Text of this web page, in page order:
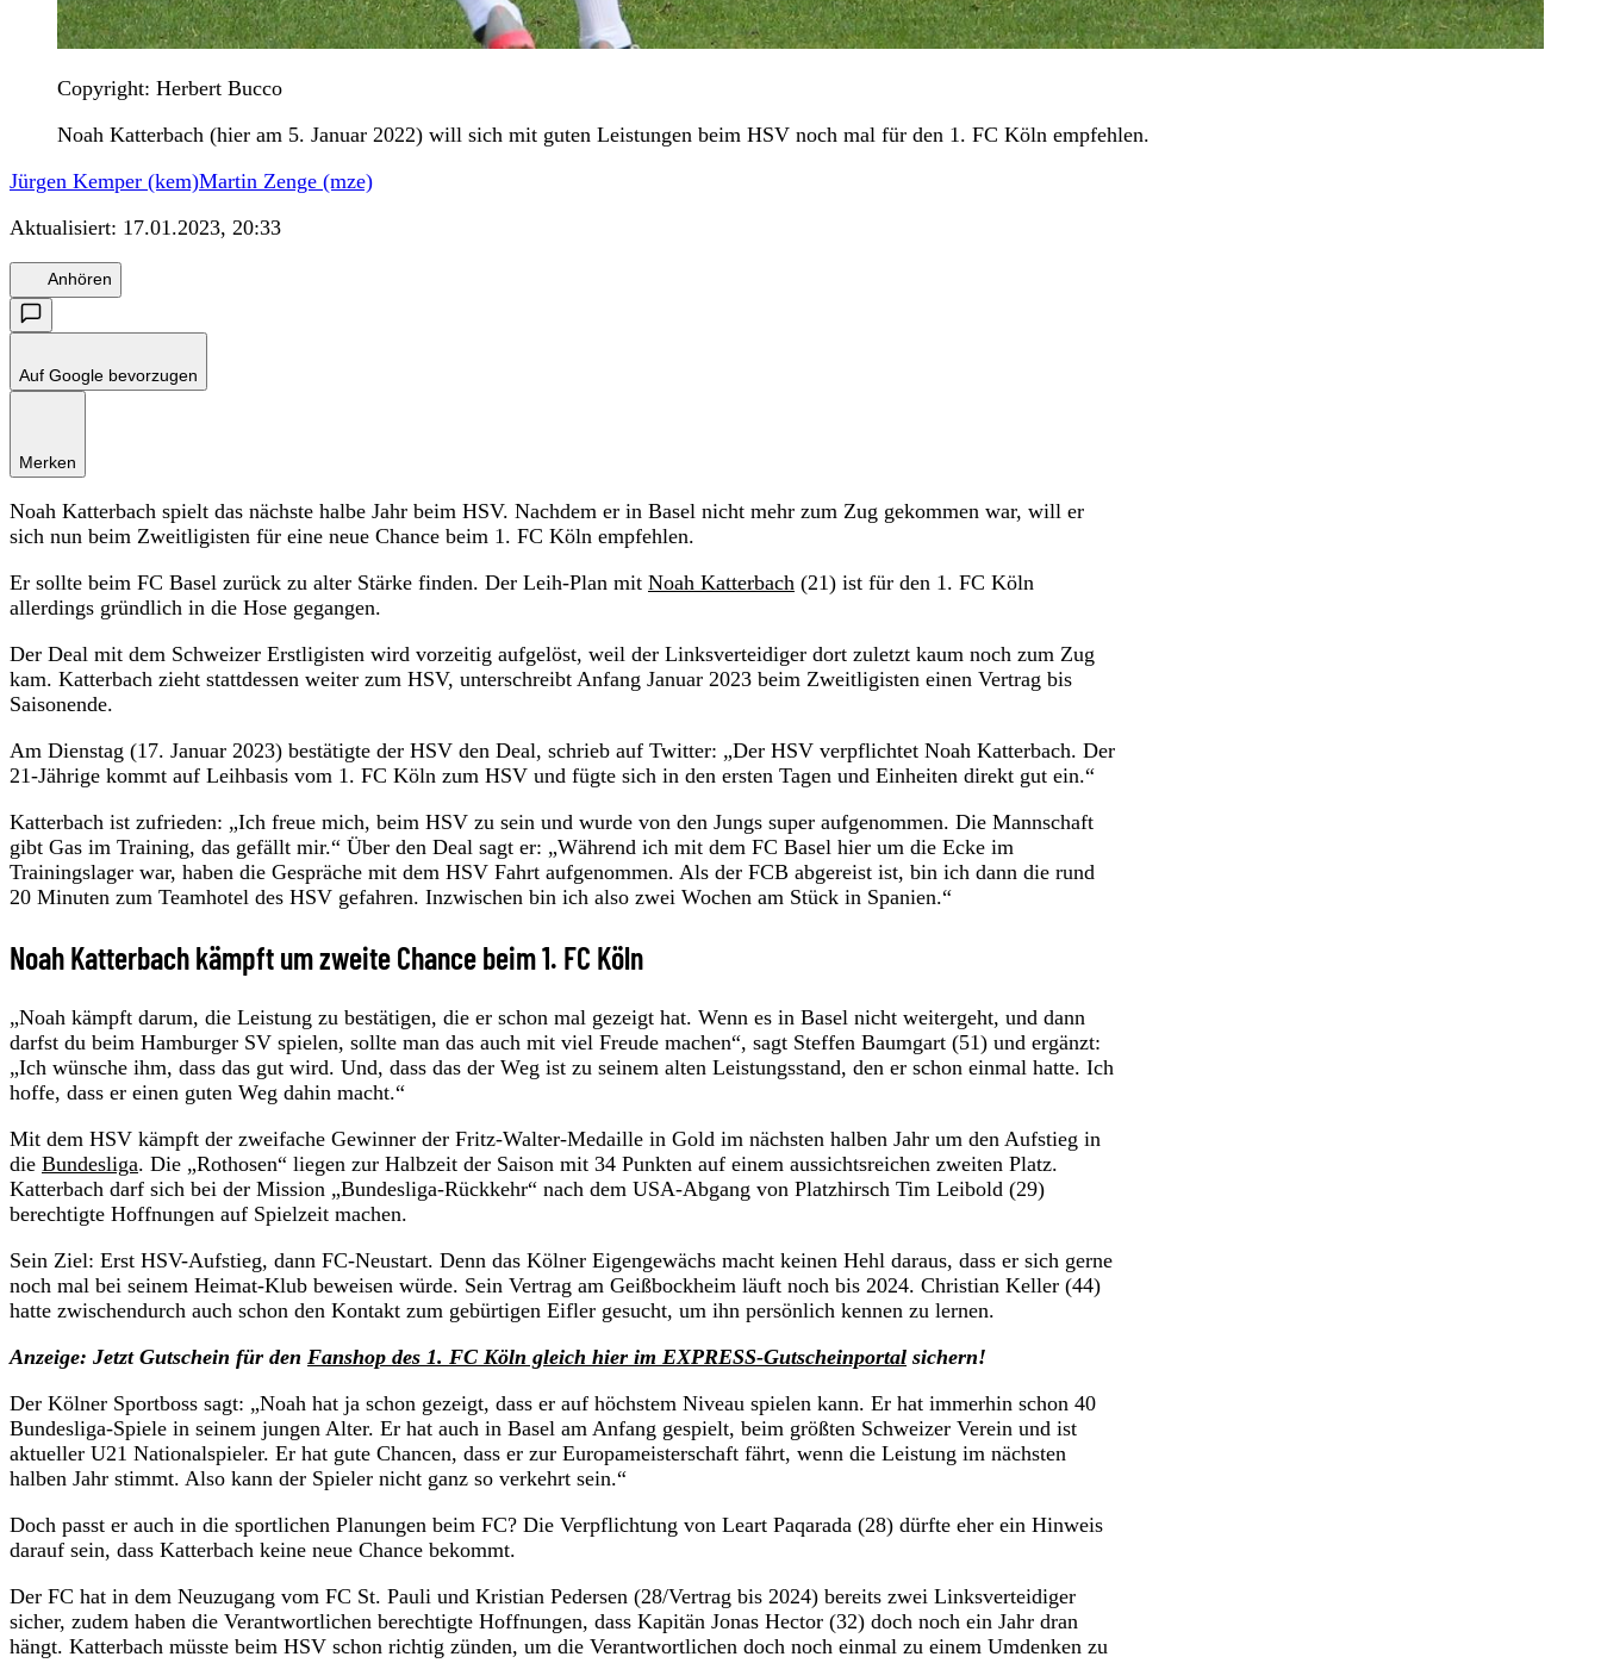
Copyright: Herbert Bucco
Noah Katterbach (hier am 5. Januar 2022) will sich mit guten Leistungen beim HSV noch mal für den 1. FC Köln empfehlen.
Jürgen Kemper (kem)Martin Zenge (mze)
Aktualisiert: 17.01.2023, 20:33
Anhören
Auf Google bevorzugen
Merken
Noah Katterbach spielt das nächste halbe Jahr beim HSV. Nachdem er in Basel nicht mehr zum Zug gekommen war, will er
sich nun beim Zweitligisten für eine neue Chance beim 1. FC Köln empfehlen.
Er sollte beim FC Basel zurück zu alter Stärke finden. Der Leih-Plan mit Noah Katterbach (21) ist für den 1. FC Köln
allerdings gründlich in die Hose gegangen.
Der Deal mit dem Schweizer Erstligisten wird vorzeitig aufgelöst, weil der Linksverteidiger dort zuletzt kaum noch zum Zug
kam. Katterbach zieht stattdessen weiter zum HSV, unterschreibt Anfang Januar 2023 beim Zweitligisten einen Vertrag bis
Saisonende.
Am Dienstag (17. Januar 2023) bestätigte der HSV den Deal, schrieb auf Twitter: „Der HSV verpflichtet Noah Katterbach. Der
21-Jährige kommt auf Leihbasis vom 1. FC Köln zum HSV und fügte sich in den ersten Tagen und Einheiten direkt gut ein.“
Katterbach ist zufrieden: „Ich freue mich, beim HSV zu sein und wurde von den Jungs super aufgenommen. Die Mannschaft
gibt Gas im Training, das gefällt mir.“ Über den Deal sagt er: „Während ich mit dem FC Basel hier um die Ecke im
Trainingslager war, haben die Gespräche mit dem HSV Fahrt aufgenommen. Als der FCB abgereist ist, bin ich dann die rund
20 Minuten zum Teamhotel des HSV gefahren. Inzwischen bin ich also zwei Wochen am Stück in Spanien.“
Noah Katterbach kämpft um zweite Chance beim 1. FC Köln
„Noah kämpft darum, die Leistung zu bestätigen, die er schon mal gezeigt hat. Wenn es in Basel nicht weitergeht, und dann
darfst du beim Hamburger SV spielen, sollte man das auch mit viel Freude machen“, sagt Steffen Baumgart (51) und ergänzt:
„Ich wünsche ihm, dass das gut wird. Und, dass das der Weg ist zu seinem alten Leistungsstand, den er schon einmal hatte. Ich
hoffe, dass er einen guten Weg dahin macht.“
Mit dem HSV kämpft der zweifache Gewinner der Fritz-Walter-Medaille in Gold im nächsten halben Jahr um den Aufstieg in
die Bundesliga. Die „Rothosen“ liegen zur Halbzeit der Saison mit 34 Punkten auf einem aussichtsreichen zweiten Platz.
Katterbach darf sich bei der Mission „Bundesliga-Rückkehr“ nach dem USA-Abgang von Platzhirsch Tim Leibold (29)
berechtigte Hoffnungen auf Spielzeit machen.
Sein Ziel: Erst HSV-Aufstieg, dann FC-Neustart. Denn das Kölner Eigengewächs macht keinen Hehl daraus, dass er sich gerne
noch mal bei seinem Heimat-Klub beweisen würde. Sein Vertrag am Geißbockheim läuft noch bis 2024. Christian Keller (44)
hatte zwischendurch auch schon den Kontakt zum gebürtigen Eifler gesucht, um ihn persönlich kennen zu lernen.
Anzeige: Jetzt Gutschein für den Fanshop des 1. FC Köln gleich hier im EXPRESS-Gutscheinportal sichern!
Der Kölner Sportboss sagt: „Noah hat ja schon gezeigt, dass er auf höchstem Niveau spielen kann. Er hat immerhin schon 40
Bundesliga-Spiele in seinem jungen Alter. Er hat auch in Basel am Anfang gespielt, beim größten Schweizer Verein und ist
aktueller U21 Nationalspieler. Er hat gute Chancen, dass er zur Europameisterschaft fährt, wenn die Leistung im nächsten
halben Jahr stimmt. Also kann der Spieler nicht ganz so verkehrt sein.“
Doch passt er auch in die sportlichen Planungen beim FC? Die Verpflichtung von Leart Paqarada (28) dürfte eher ein Hinweis
darauf sein, dass Katterbach keine neue Chance bekommt.
Der FC hat in dem Neuzugang vom FC St. Pauli und Kristian Pedersen (28/Vertrag bis 2024) bereits zwei Linksverteidiger
sicher, zudem haben die Verantwortlichen berechtigte Hoffnungen, dass Kapitän Jonas Hector (32) doch noch ein Jahr dran
hängt. Katterbach müsste beim HSV schon richtig zünden, um die Verantwortlichen doch noch einmal zu einem Umdenken zu